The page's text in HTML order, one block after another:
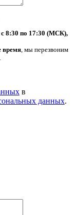
8:30 по 17:30 (МСК),
время, мы перезвоним
в
данных.